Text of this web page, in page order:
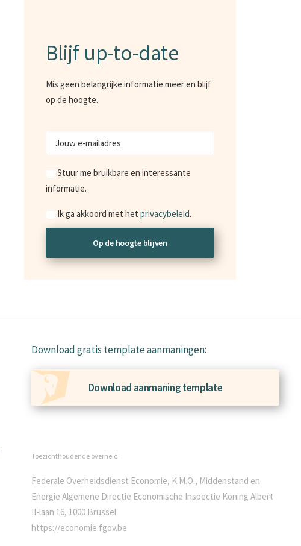
Blijf up-to-date
Mis geen belangrijke informatie meer en blijf
op de hoogte.
Jouw
mailadres
Marketing
Stuur me bruikbare en interessante
informatie.
Consent
Ik ga akkoord met het privacybeleid.
Download gratis template aanmaningen:
Download aanmaning template
Toezichthoudende overheid:
Federale Overheidsdienst Economie, K.M.O., Middenstand en
Energie Algemene Directie Economische Inspectie Koning Albert
II-laan 16, 1000 Brussel
https://economie.fgov.be